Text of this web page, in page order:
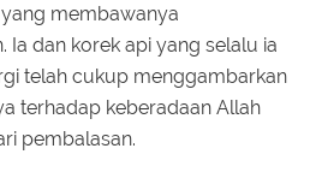
membawanya
Ia dan korek api yang selalu ia
telah cukup menggambarkan
terhadap keberadaan Allah
pembalasan.